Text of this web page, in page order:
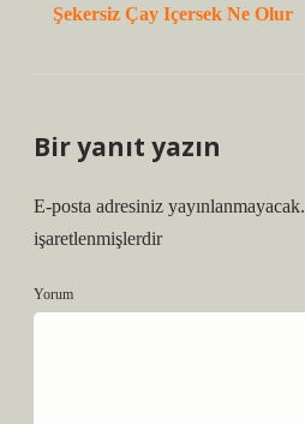
Şekersiz Çay Içersek Ne Olur
Bir yanıt yazın
E-posta adresiniz yayınlanmayacak.
işaretlenmişlerdir
Yorum